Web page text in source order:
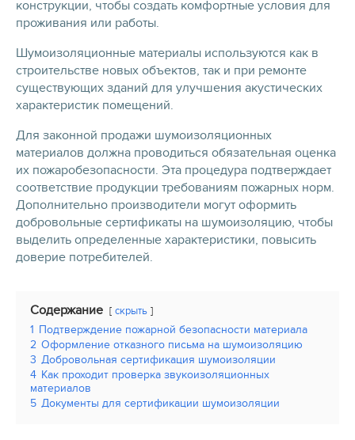
конструкции, чтобы создать комфортные условия для
проживания или работы.
Шумоизоляционные материалы используются как в
строительстве новых объектов, так и при ремонте
существующих зданий для улучшения акустических
характеристик помещений.
Для законной продажи шумоизоляционных
материалов должна проводиться обязательная оценка
их пожаробезопасности. Эта процедура подтверждает
соответствие продукции требованиям пожарных норм.
Дополнительно производители могут оформить
добровольные сертификаты на шумоизоляцию, чтобы
выделить определенные характеристики, повысить
доверие потребителей.
Содержание скрыть
1 Подтверждение пожарной безопасности материала
2 Оформление отказного письма на шумоизоляцию
3 Добровольная сертификация шумоизоляции
4 Как проходит проверка звукоизоляционных
материалов
5 Документы для сертификации шумоизоляции